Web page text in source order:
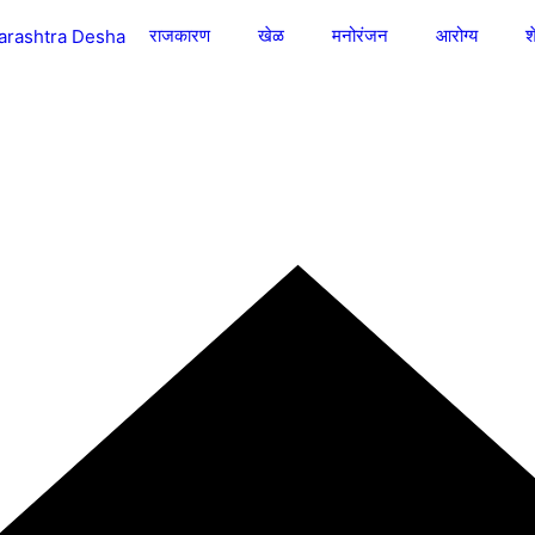
राजकारण खेळ मनोरंजन आरोग्य